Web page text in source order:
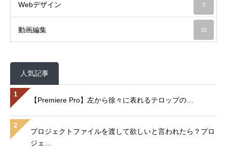
Webデザイン 3
動画編集 15
人気記事
1
【Premiere Pro】左から徐々に表れるテロップの…
2
プロジェクトファイルを渡して欲しいと言われたら？プロ
ジェ…